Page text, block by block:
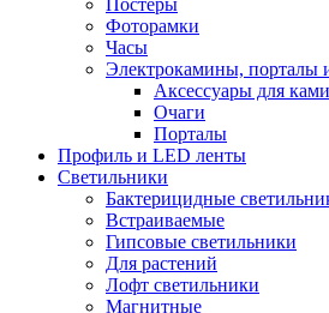
Постеры
Фоторамки
Часы
Электрокамины, порталы
Аксессуары для
Очаги
Порталы
Профиль и LED ленты
Светильники
Бактерицидные
Встраиваемые
Гипсовые светильники
Для растений
Лофт светильники
Магнитные